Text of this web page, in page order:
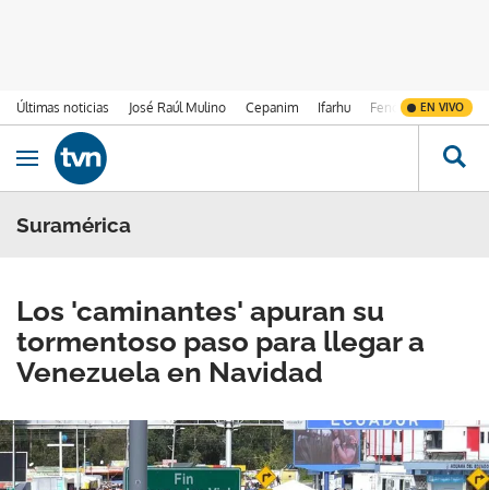
Últimas noticias José Raúl Mulino Cepanim Ifarhu Fenómeno de El
EN VIVO
Ir al contenido
Obrir navegació
Suramérica
Los 'caminantes' apuran su
tormentoso paso para llegar a
Venezuela en Navidad